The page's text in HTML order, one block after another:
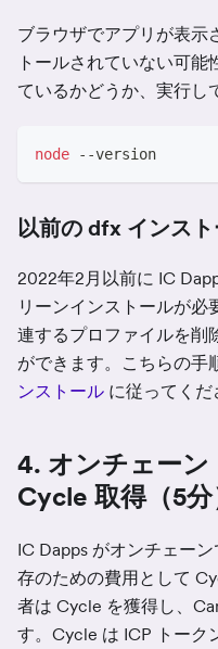
ブラウザでアプリが表示
トールされていない可
ているかどうか、実行し
node --version
以前の dfx インス
2022年2月以前に IC
リーンインストールが必
連するプロファイルを削
ができます。こちらの手
ンストール に従ってくだ
4. オンチェー
Cycle 取得（5分
IC Dapps がオンチェー
存のための費用として
者は Cycle を獲得し、
す。Cycle は ICP トーク